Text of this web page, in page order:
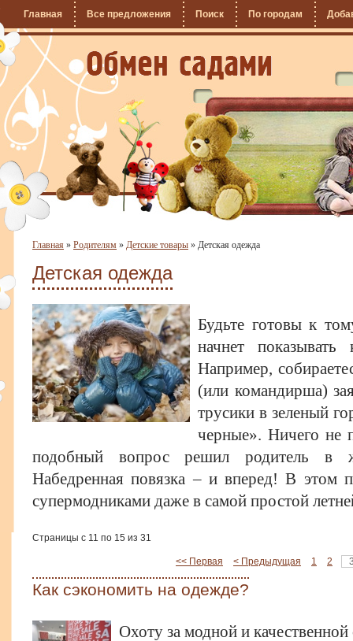
Главная Все предложения Поиск По городам
Главная » Родителям » Детские товары » Детская одежда
Детская одежда
Будьте готовы к
начнет
Например,
(или командирша)
трусики в зеленый
черные». Ничего не
подобный вопрос решил родитель в
Набедренная повязка – и вперед! В этом
супермодниками даже в самой простой
Страницы с 11 по 15 из 31
<< Первая < Предыдущая 1 2
Как сэкономить на одежде?
Охоту за модной и